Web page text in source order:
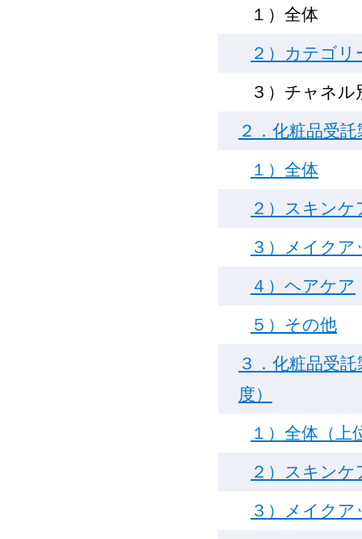
１）全体
２）カテゴリ
３）チャネル
２．化粧品受
１）全体
２）スキンケ
３）メイクア
４）ヘアケア
５）その他
３．化粧品受
度）
１）全体（上
２）スキン
３）メイク